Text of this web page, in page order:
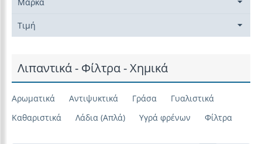
Τιμή
Λιπαντικά - Φίλτρα - Χημικά
Αρωματικά Αντιψυκτικά Γράσα
Γυαλιστικά
Καθαριστικά
Λάδια (Απλά) Υγρά φρένων Φίλτρα